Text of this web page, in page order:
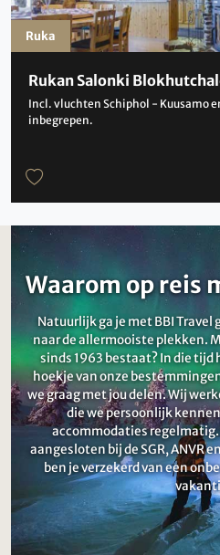
Rukan Salonki
Incl. vluchten Schiphol - Kuusamo
inbegrepen.
Ruka
Waarom op reis
Natuurlijk ga je met BBI Travel
naar de allermooiste plekken.
sinds 1963 bestaat? In die
hoekje van onze
we graag met jou delen. Wij
die we persoonlijk
accommodaties regelmatig.
aangesloten bij de SGR, ANVR
ben je verzekerd van een